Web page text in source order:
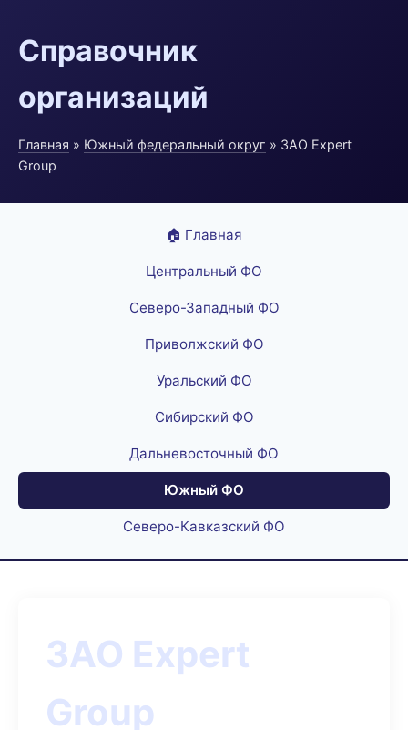
Справочник
организаций
Главная » Южный федеральный округ » ЗАО Expert
Group
🏠 Главная
Центральный ФО
Северо-Западный ФО
Приволжский ФО
Уральский ФО
Сибирский ФО
Дальневосточный ФО
Южный ФО
Северо-Кавказский ФО
ЗАО Expert
Group